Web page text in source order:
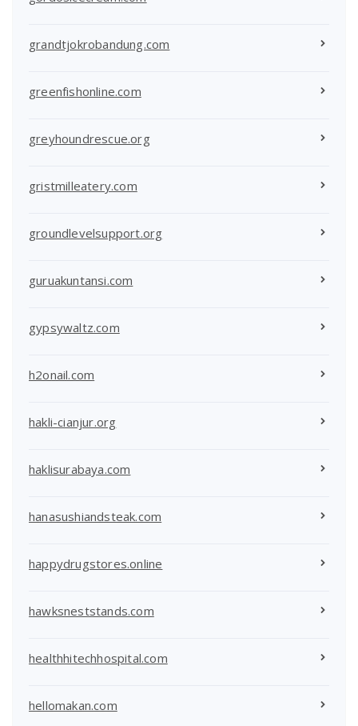
grandtjokrobandung.com
greenfishonline.com
greyhoundrescue.org
gristmilleatery.com
groundlevelsupport.org
guruakuntansi.com
gypsywaltz.com
h2onail.com
hakli-cianjur.org
haklisurabaya.com
hanasushiandsteak.com
happydrugstores.online
hawksneststands.com
healthhitechhospital.com
hellomakan.com